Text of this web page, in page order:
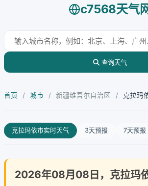
c7568天气
查询天气
首页 / 城市 / 新疆维吾尔自治区 / 克拉玛
克拉玛依市实时天气 3天预报 7天预报
2026年08月08日，克拉玛